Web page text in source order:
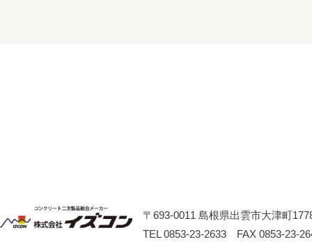
〒693-0011 島根県出雲市大津町
TEL 0853-23-2633 FAX 0853-23-